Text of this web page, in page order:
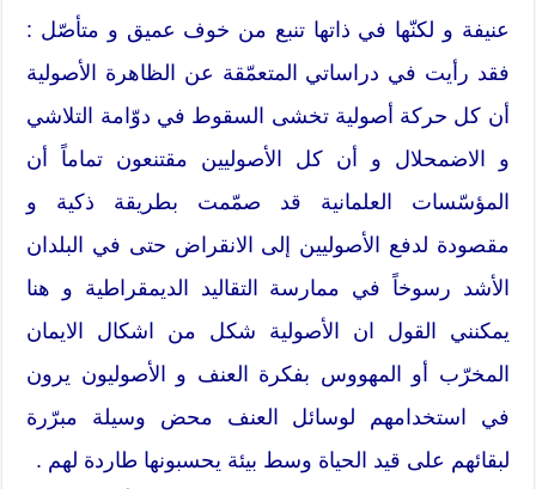
عنيفة و لكنّها في ذاتها تنبع من خوف عميق و متأصّل :
فقد رأيت في دراساتي المتعمّقة عن الظاهرة الأصولية
أن كل حركة أصولية تخشى السقوط في دوّامة التلاشي
و الاضمحلال و أن كل الأصوليين مقتنعون تماماً أن
المؤسّسات العلمانية قد صمّمت بطريقة ذكية و
مقصودة لدفع الأصوليين إلى الانقراض حتى في البلدان
الأشد رسوخاً في ممارسة التقاليد الديمقراطية و هنا
يمكنني القول ان الأصولية شكل من اشكال الايمان
المخرّب أو المهووس بفكرة العنف و الأصوليون يرون
في استخدامهم لوسائل العنف محض وسيلة مبرّرة
لبقائهم على قيد الحياة وسط بيئة يحسبونها طاردة لهم .